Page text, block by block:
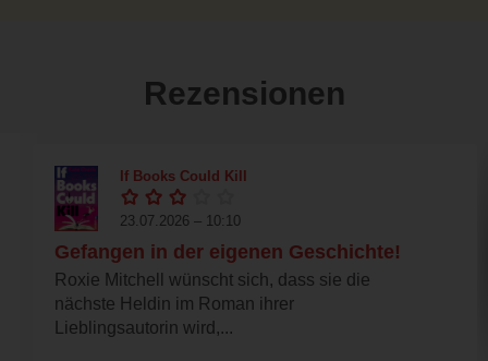
Rezensionen
If Books Could Kill
23.07.2026 – 10:10
Gefangen in der eigenen Geschichte!
Roxie Mitchell wünscht sich, dass sie die
nächste Heldin im Roman ihrer
Lieblingsautorin wird,...